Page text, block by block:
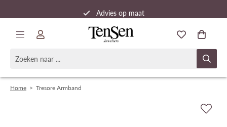
Advies op maat
Snelle verzending
Home > Tresore Armband